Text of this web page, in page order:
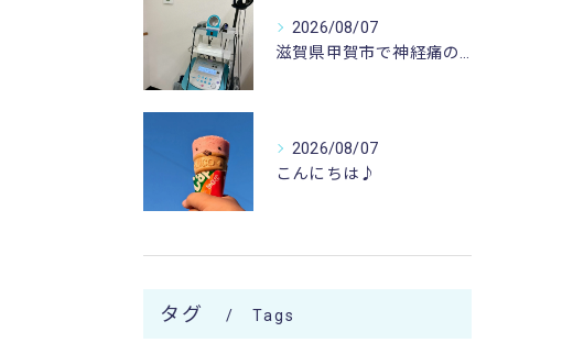
2026/08/07
滋賀県甲賀市で神経痛のお悩みなら寺庄整骨院まで🚴🏻‍♂️
2026/08/07
こんにちは♪
タグ Tags